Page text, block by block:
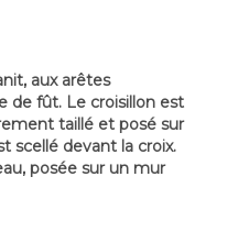
aux arêtes
de fût. Le croisillon est
taillé et posé sur
scellé devant la croix.
posée sur un mur